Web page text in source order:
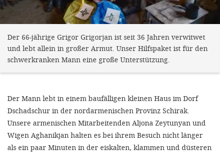
Der 66-jährige Grigor Grigorjan ist seit 36 Jahren verwitwet
und lebt allein in großer Armut. Unser Hilfspaket ist für den
schwerkranken Mann eine große Unterstützung.
Der Mann lebt in einem baufälligen kleinen Haus im Dorf
Dschadschur in der nordarmenischen Provinz Schirak.
Unsere armenischen Mitarbeitenden Aljona Zeytunyan und
Wigen Aghanikjan halten es bei ihrem Besuch nicht länger
als ein paar Minuten in der eiskalten, klammen und düsteren